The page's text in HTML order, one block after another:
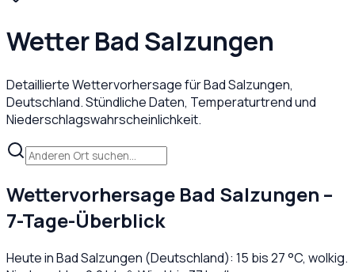
WetterBad Salzungen
Detaillierte Wettervorhersage fürBad Salzungen,
Deutschland. Stündliche Daten, Temperaturtrend und
Niederschlagswahrscheinlichkeit.
Wettervorhersage Bad Salzungen –
7-Tage-Überblick
Heute inBad Salzungen (Deutschland): 15 bis27°C, wolkig.